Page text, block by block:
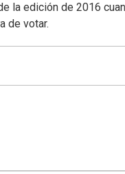
la edición de 2016
de votar.